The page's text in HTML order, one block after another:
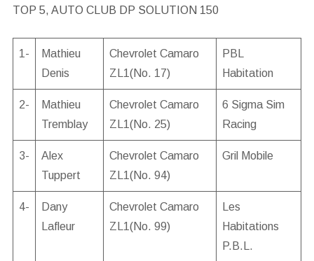
TOP 5, AUTO CLUB DP SOLUTION 150
1-
Mathieu
Denis
Chevrolet Camaro
ZL1(No. 17)
PBL
Habitation
2-
Mathieu
Tremblay
Chevrolet Camaro
ZL1(No. 25)
6 Sigma Sim
Racing
3-
Alex
Tuppert
Chevrolet Camaro
ZL1(No. 94)
Gril Mobile
4-
Dany
Lafleur
Chevrolet Camaro
ZL1(No. 99)
Les
Habitations
P.B.L.